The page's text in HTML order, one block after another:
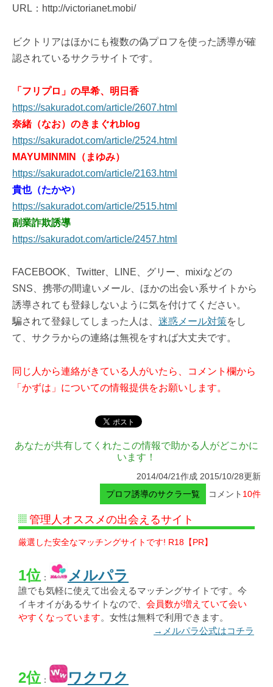
URL：http://victorianet.mobi/
ビクトリアはほかにも複数の偽プロフを使った誘導が確
認されているサクラサイトです。
「フリプロ」の早希、明日香
https://sakuradot.com/article/2607.html
奈緒（なお）のきまぐれblog
https://sakuradot.com/article/2524.html
MAYUMINMIN（まゆみ）
https://sakuradot.com/article/2163.html
貴也（たかや）
https://sakuradot.com/article/2515.html
副業詐欺誘導
https://sakuradot.com/article/2457.html
FACEBOOK、Twitter、LINE、グリー、mixiなどの
SNS、携帯の間違いメール、ほかの出会い系サイトから
誘導されても登録しないように気を付けてください。
騙されて登録してしまった人は、 迷惑メール対策をし
て、サクラからの連絡は無視をすれば大丈夫です。
同じ人から連絡がきている人がいたら、コメント欄から
「かずは」についての情報提供をお願いします。
あなたが共有してくれたこの情報で助かる人がどこかに
います！
2014/04/21作成 2015/10/28更新
プロフ誘導のサクラ一覧
コメント 10件
管理人オススメの出会えるサイト
厳選した安全なマッチングサイトです! R18【PR】
1位： メルパラ
誰でも気軽に使えて出会えるマッチングサイトです。今
イキオイがあるサイトなので、 会員数が増えていて会い
やすくなっています。女性は無料で利用できます。
→メルパラ公式はコチラ
2位： ワクワク